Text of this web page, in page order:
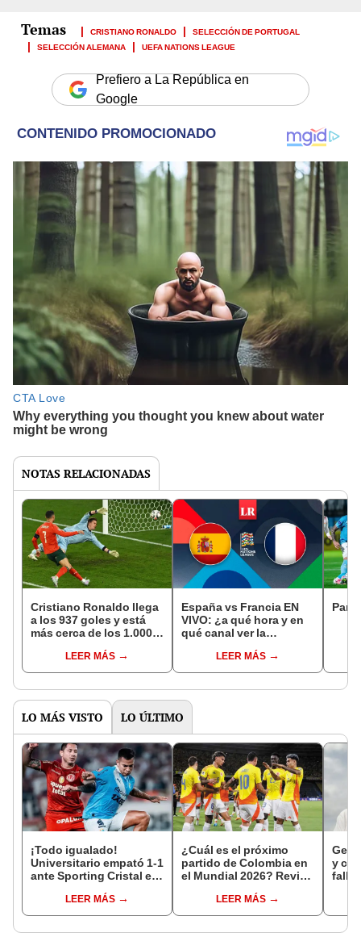
CRISTIANO RONALDO
SELECCIÓN DE PORTUGAL
SELECCIÓN ALEMANA
UEFA NATIONS LEAGUE
Prefiero a La República en
Google
NOTAS RELACIONADAS
Cristiano Ronaldo llega
a los 937 goles y está
más cerca de los 1.000
empatarloLEER MÁS
España vs Francia EN
VIVO: ¿a qué hora y en
qué canal ver la
Nations League?
LEER MÁS
LO MÁS VISTO LO ÚLTIMO
¡Todo igualado!
Universitario empató 1-1
ante Sporting Cristal en
por el Torneo Clausura
de la Liga 1 2026
LEER MÁS
¿Cuál es el próximo
partido de Colombia en
el Mundial 2026? Revisa
LEER MÁS
y